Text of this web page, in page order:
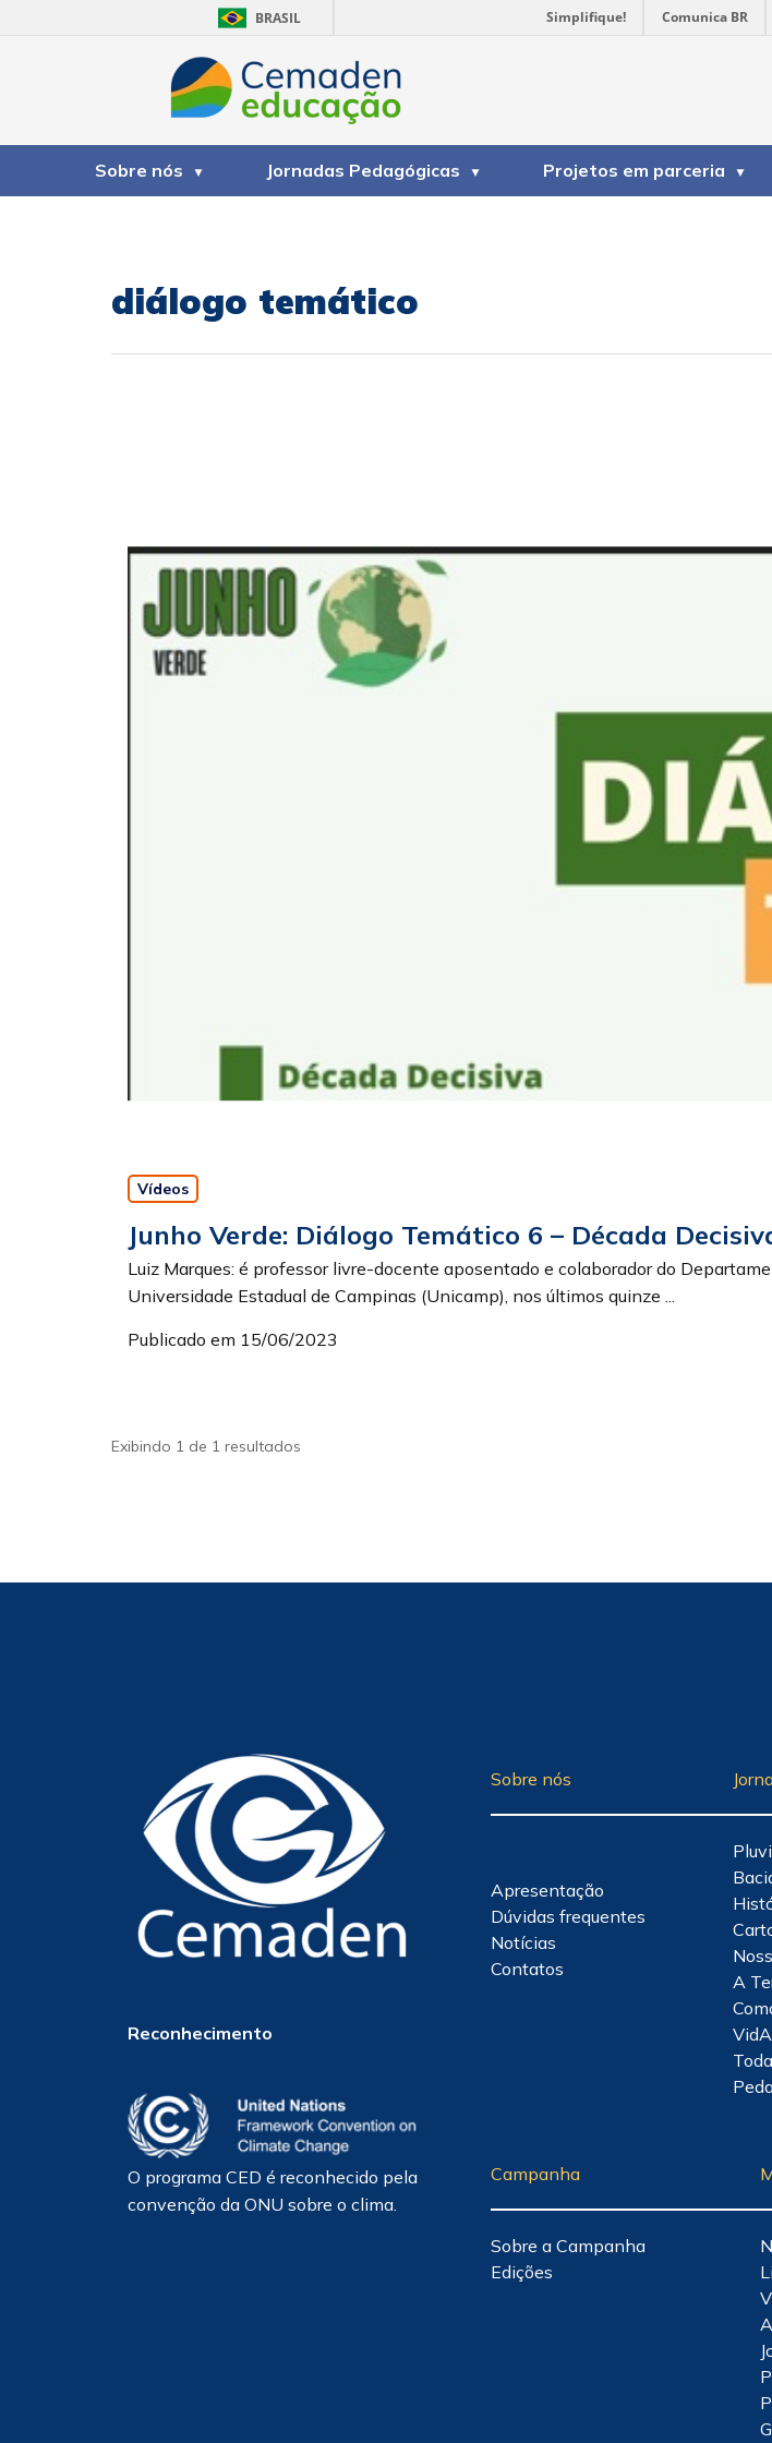
BRASIL Simplifique! Comunica BR
Sobre nós Jornadas Pedagógicas Projetos em parceria
diálogo temático
Vídeos
Junho Verde: Diálogo Temático 6 – Década
Luiz Marques: é professor livre-docente aposentado e colaborador do
Universidade Estadual de Campinas (Unicamp), nos últimos quinze ...
Publicado em 15/06/2023
Exibindo 1 de 1 resultados
Reconhecimento
O programa CED é reconhecido pela
convenção da ONU sobre o clima.
Sobre nós
Apresentação
Dúvidas frequentes
Notícias
Contatos
A
Campanha
Sobre a Campanha
Edições